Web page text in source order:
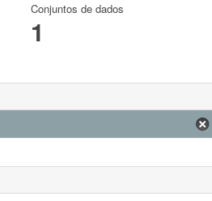
Conjuntos de dados
1